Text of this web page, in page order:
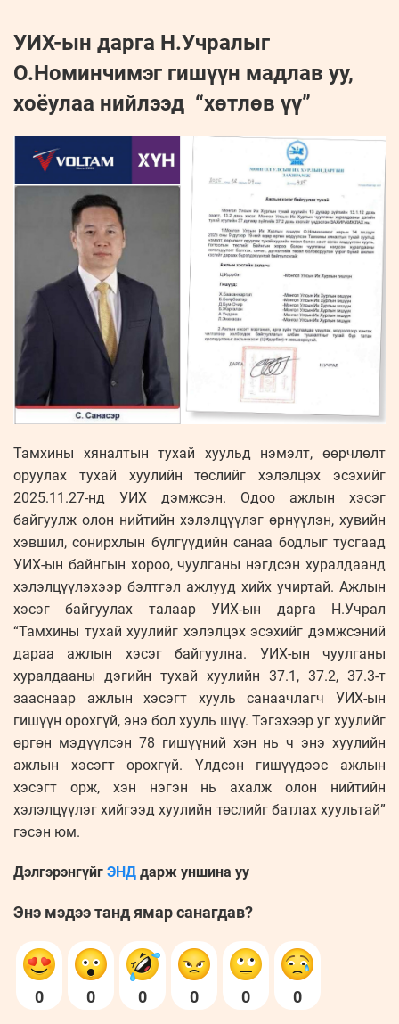
УИХ-ын дарга Н.Учралыг
О.Номинчимэг гишүүн мадлав уу,
хоёулаа нийлээд “хөтлөв үү”
Тамхины хяналтын тухай хуульд нэмэлт, өөрчлөлт
оруулах тухай хуулийн төслийг хэлэлцэх эсэхийг
2025.11.27-нд УИХ дэмжсэн. Одоо ажлын хэсэг
байгуулж олон нийтийн хэлэлцүүлэг өрнүүлэн, хувийн
хэвшил, сонирхлын бүлгүүдийн санаа бодлыг тусгаад
УИХ-ын байнгын хороо, чуулганы нэгдсэн хуралдаанд
хэлэлцүүлэхээр бэлтгэл ажлууд хийх учиртай. Ажлын
хэсэг байгуулах талаар УИХ-ын дарга Н.Учрал
“Тамхины тухай хуулийг хэлэлцэх эсэхийг дэмжсэний
дараа ажлын хэсэг байгуулна. УИХ-ын чуулганы
хуралдааны дэгийн тухай хуулийн 37.1, 37.2, 37.3-т
зааснаар ажлын хэсэгт хууль санаачлагч УИХ-ын
гишүүн орохгүй, энэ бол хууль шүү. Тэгэхээр уг хуулийг
өргөн мэдүүлсэн 78 гишүүний хэн нь ч энэ хуулийн
ажлын хэсэгт орохгүй. Үлдсэн гишүүдээс ажлын
хэсэгт орж, хэн нэгэн нь ахалж олон нийтийн
хэлэлцүүлэг хийгээд хуулийн төслийг батлах хуультай”
гэсэн юм.
Дэлгэрэнгүйг ЭНД дарж уншина уу
Энэ мэдээ танд ямар санагдав?
0 0 0 0 0 0